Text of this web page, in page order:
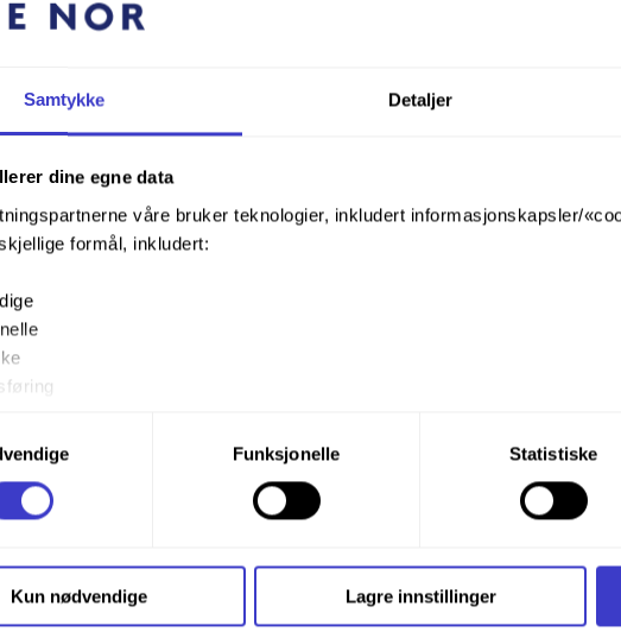
Samtykke Detaljer
dine egne data
våre bruker teknologier, inkludert informasjonskapsler/
formål, inkludert:
«Godta alle» gir du din tillatelse til alle disse formålene. Du kan også
under formålet, og deretter trykke «Lagre innstillingene».
mer om hvordan vi bruker informasjonskapsler og annen teknologi, og
på vår side
Informasjonskapsler (Cookies)
Funksjonelle Statistiske
Kun nødvendige Lagre innstillinger
og personalansvarlig leder) og vurdering av skikkethet
tilknyttet Sertifisering Transport.
uten kompetanse i grunnleggende trafikksikkerhet må gjennomføre et
til STY-602618 Eksamen, prøving og vedlikehold av kompetanse
prøvedag i god tid på forhånd. En uke før prøvedag låses det for endringer/
e-post.
venteliste.